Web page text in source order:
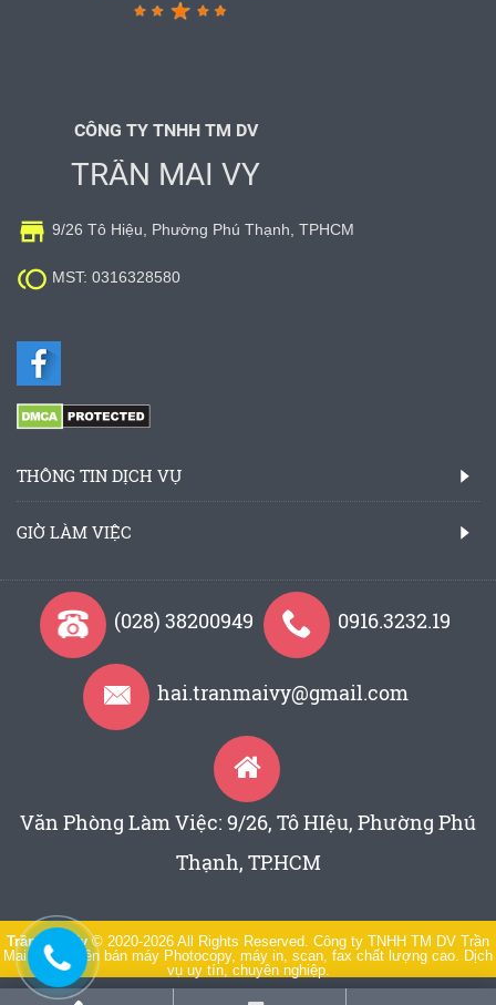
CÔNG TY TNHH TM DV
TRẦN MAI VY
 9/26 Tô Hiệu, Phường Phú Thạnh, TPHCM
 MST: 0316328580
THÔNG TIN DỊCH VỤ
GIỜ LÀM VIỆC
(028) 38200949 0916.3232.19
hai.tranmaivy@gmail.com
Văn Phòng Làm Việc: 9/26, Tô HIệu, Phường Phú
Thạnh, TP.HCM
Trần Mai Vy© 2020-2026 All Rights Reserved. Công ty TNHH TM DV Trần
Mai Vy chuyên bán máy Photocopy, máy in, scan, fax chất lượng cao. Dịch
vụ uy tín, chuyên nghiệp.